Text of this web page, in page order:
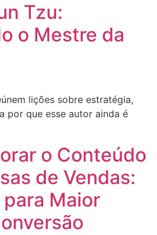
Tzu:
o Mestre da
lições sobre estratégia,
por que esse autor ainda é
o Conteúdo
de Vendas:
Maior